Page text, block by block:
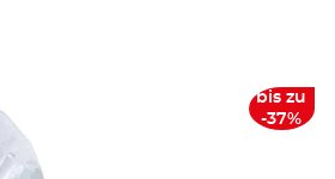
bis zu
-37%